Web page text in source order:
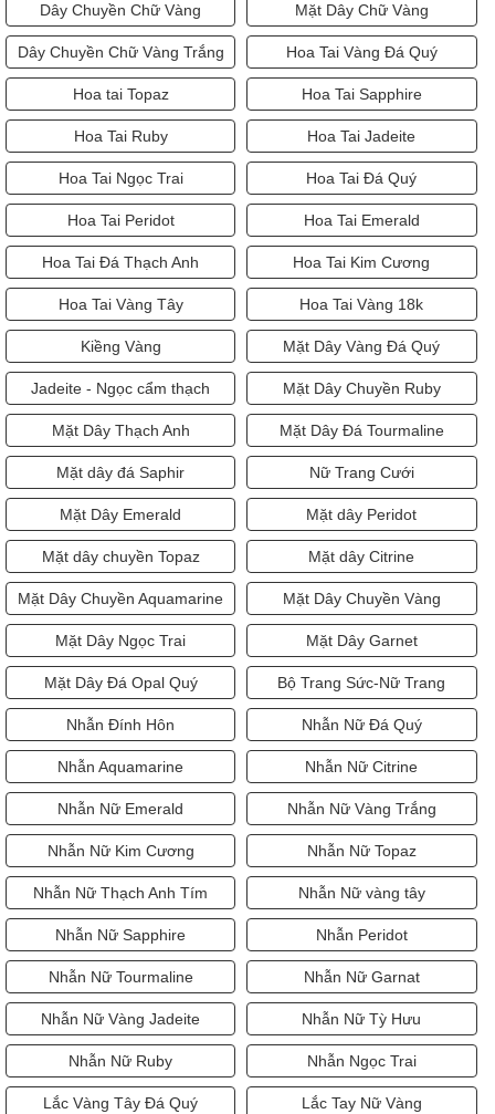
Dây Chuyền Chữ Vàng Mặt Dây Chữ Vàng
Dây Chuyền Chữ Vàng Trắng Hoa Tai Vàng Đá Quý
Hoa tai Topaz Hoa Tai Sapphire
Hoa Tai Ruby Hoa Tai Jadeite
Hoa Tai Ngọc Trai Hoa Tai Đá Quý
Hoa Tai Peridot Hoa Tai Emerald
Hoa Tai Đá Thạch Anh Hoa Tai Kim Cương
Hoa Tai Vàng Tây Hoa Tai Vàng 18k
Kiềng Vàng Mặt Dây Vàng Đá Quý
Jadeite - Ngọc cẩm thạch Mặt Dây Chuyền Ruby
Mặt Dây Thạch Anh Mặt Dây Đá Tourmaline
Mặt dây đá Saphir Nữ Trang Cưới
Mặt Dây Emerald Mặt dây Peridot
Mặt dây chuyền Topaz Mặt dây Citrine
Mặt Dây Chuyền Aquamarine Mặt Dây Chuyền Vàng
Mặt Dây Ngọc Trai Mặt Dây Garnet
Mặt Dây Đá Opal Quý Bộ Trang Sức-Nữ Trang
Nhẫn Đính Hôn Nhẫn Nữ Đá Quý
Nhẫn Aquamarine Nhẫn Nữ Citrine
Nhẫn Nữ Emerald Nhẫn Nữ Vàng Trắng
Nhẫn Nữ Kim Cương Nhẫn Nữ Topaz
Nhẫn Nữ Thạch Anh Tím Nhẫn Nữ vàng tây
Nhẫn Nữ Sapphire Nhẫn Peridot
Nhẫn Nữ Tourmaline Nhẫn Nữ Garnat
Nhẫn Nữ Vàng Jadeite Nhẫn Nữ Tỳ Hưu
Nhẫn Nữ Ruby Nhẫn Ngọc Trai
Lắc Vàng Tây Đá Quý Lắc Tay Nữ Vàng